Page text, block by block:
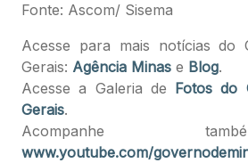
Fonte: Ascom/ Sisema
Acesse para mais notícias do
Gerais: Agência Minas e Blog.
Acesse a Galeria de Fotos do
Gerais.
Acompanhe
www.youtube.com/